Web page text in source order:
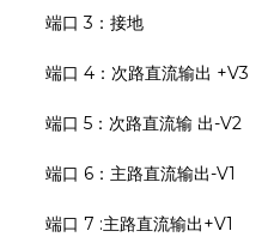
端口 3：接地
端口 4：次路直流输出 +V3
端口 5：次路直流输 出-V2
端口 6：主路直流输出-V1
端口 7 :主路直流输出+V1